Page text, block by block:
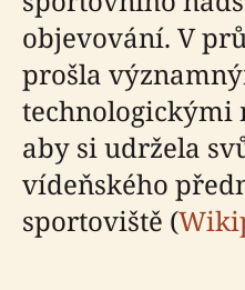
objevování. V
prošla
technologickými
aby si udržela
vídeňského
sportoviště (